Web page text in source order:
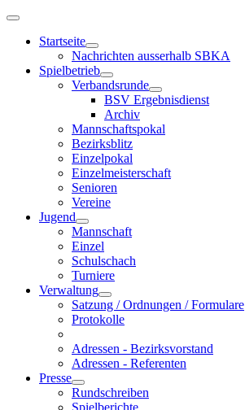
Startseite
Nachrichten ausserhalb SBKA
Spielbetrieb
Verbandsrunde
BSV Ergebnisdienst
Archiv
Mannschaftspokal
Bezirksblitz
Einzelpokal
Einzelmeisterschaft
Senioren
Vereine
Jugend
Mannschaft
Einzel
Schulschach
Turniere
Verwaltung
Satzung / Ordnungen / Formulare
Protokolle
Adressen - Bezirksvorstand
Adressen - Referenten
Presse
Rundschreiben
Spielberichte